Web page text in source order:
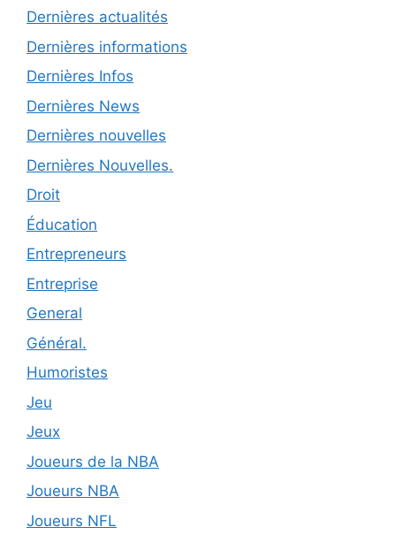
Dernières actualités
Dernières informations
Dernières Infos
Dernières News
Dernières nouvelles
Dernières Nouvelles.
Droit
Éducation
Entrepreneurs
Entreprise
General
Général.
Humoristes
Jeu
Jeux
Joueurs de la NBA
Joueurs NBA
Joueurs NFL